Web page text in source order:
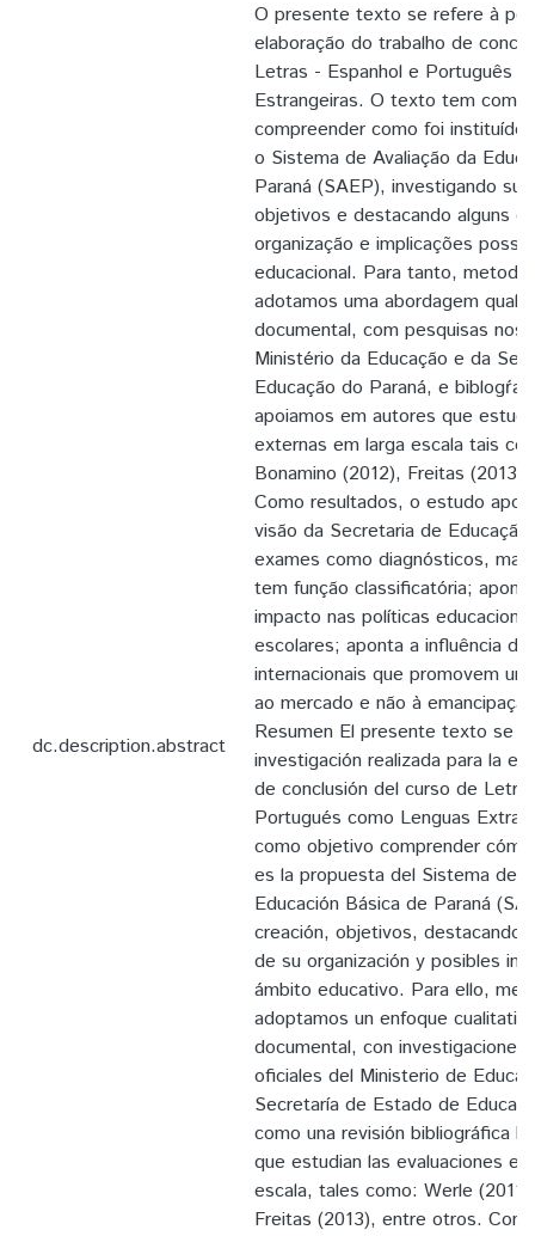
dc.description.abstract
O presente texto se refere à
elaboração do trabalho de
Letras - Espanhol e Português
Estrangeiras. O texto tem como
compreender como foi instituído
o Sistema de Avaliação da
Paraná (SAEP), investigando
objetivos e destacando alguns
organização e implicações
educacional. Para tanto,
adotamos uma abordagem
documental, com pesquisas nos
Ministério da Educação e da
Educação do Paraná, e
apoiamos em autores que
externas em larga escala tais
Bonamino (2012), Freitas
Como resultados, o estudo
visão da Secretaria de
exames como diagnósticos,
tem função classificatória;
impacto nas políticas
escolares; aponta a influência
internacionais que promovem
ao mercado e não à
Resumen El presente texto se
investigación realizada para la
de conclusión del curso de
Portugués como Lenguas
como objetivo comprender
es la propuesta del Sistema de
Educación Básica de Paraná
creación, objetivos, destacando
de su organización y posibles
ámbito educativo. Para ello,
adoptamos un enfoque
documental, con
oficiales del Ministerio de
Secretaría de Estado de
como una revisión bibliográfica
que estudian las evaluaciones
escala, tales como: Werle
Freitas (2013), entre otros.